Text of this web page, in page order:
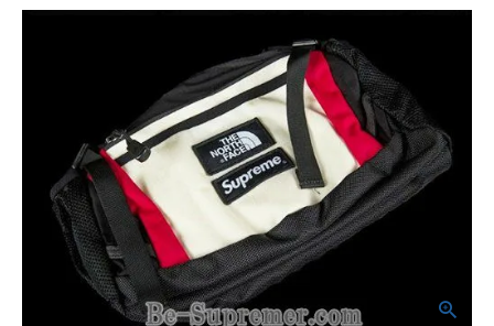
Supreme シュプ
リーム 18FW
(税込)